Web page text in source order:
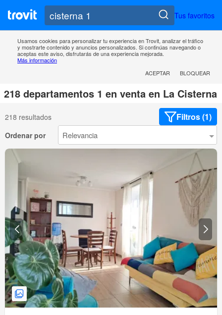
Tus favoritos
Usamos cookies para personalizar tu experiencia en Trovit, analizar el tráfico
y mostrarte contenido y anuncios personalizados. Si continúas navegando o
aceptas este aviso, disfrutarás de una experiencia mejorada.
Más información
ACEPTAR
BLOQUEAR
218 departamentos 1 en venta en La Cisterna
218 resultados Filtros (1)
Ordenar por